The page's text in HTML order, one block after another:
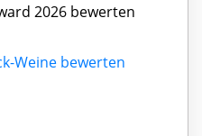
2026 bewerten
Weine bewerten